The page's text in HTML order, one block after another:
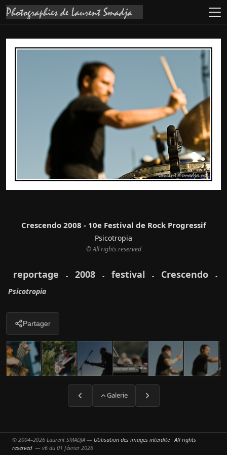
reportage - 2008 - festival - Crescendo -
Psicotropia
Partager
Galerie
Crescendo 2008 - 10e Festival de Rock Progressif
Psicotropia
© All rights reserved
© 2004–2026 Laurent SMADJA — Utilisation des images interdite · All rights
reserved— v6 du 01 février 2026